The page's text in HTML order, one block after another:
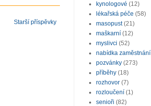
Starší příspěvky
kynologové (12)
lékařská péče (58)
masopust (21)
maškarní (12)
myslivci (52)
nabídka zaměstnání
pozvánky (273)
příběhy (18)
rozhovor (7)
rozloučení (1)
senioři (82)